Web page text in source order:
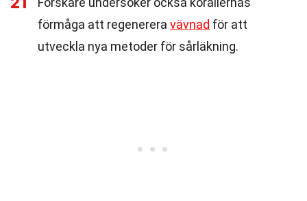
förmåga att regenerera vävnad för att
utveckla nya metoder för sårläkning.